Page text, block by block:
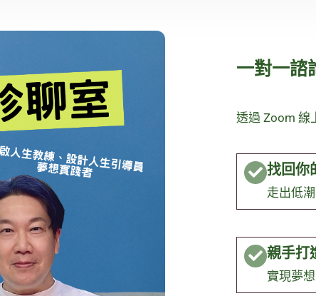
一對一諮
透過 Zoom 線
找回你
走出低
親手打
實現夢